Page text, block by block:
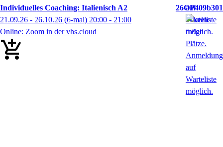
Individuelles Coaching: Italienisch A2
26OP409b301
21.09.26 - 26.10.26 (6-mal) 20:00 - 21:00
Online: Zoom in der vhs.cloud